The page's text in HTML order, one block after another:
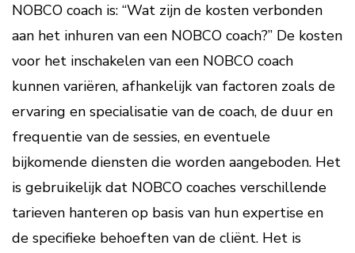
NOBCO coach is: “Wat zijn de kosten verbonden
aan het inhuren van een NOBCO coach?” De kosten
voor het inschakelen van een NOBCO coach
kunnen variëren, afhankelijk van factoren zoals de
ervaring en specialisatie van de coach, de duur en
frequentie van de sessies, en eventuele
bijkomende diensten die worden aangeboden. Het
is gebruikelijk dat NOBCO coaches verschillende
tarieven hanteren op basis van hun expertise en
de specifieke behoeften van de cliënt. Het is